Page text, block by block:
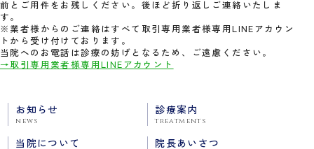
前とご用件をお残しください。後ほど折り返しご連絡いたしま
す。
※業者様からのご連絡はすべて取引専用業者様専用LINEアカウン
トから受け付けております。
当院へのお電話は診療の妨げとなるため、ご遠慮ください。
→取引専用業者様専用LINEアカウント
お知らせ
news
診療案内
treatments
当院について 院長あいさつ